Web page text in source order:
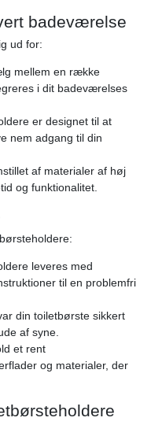
badeværelse
ud for:
mellem en række
i dit badeværelses
er designet til at
nem adgang til din
af materialer af høj
og funktionalitet.
leveres med
til en problemfri
din toiletbørste sikkert
af syne.
et rent
og materialer, der